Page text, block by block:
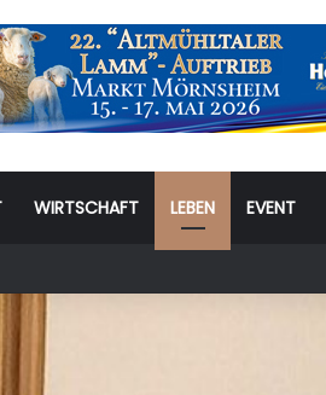
WIRTSCHAFT LEBEN EVENT
und Jugendtag – für ganze Familie